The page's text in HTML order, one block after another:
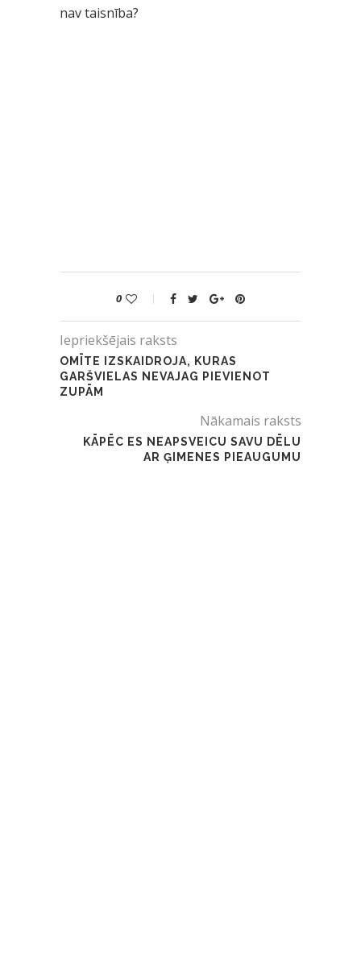
nav taisnība?
0
Iepriekšējais raksts
OMĪTE IZSKAIDROJA, KURAS
GARŠVIELAS NEVAJAG PIEVIENOT
ZUPĀM
Nākamais raksts
KĀPĒC ES NEAPSVEICU SAVU DĒLU
AR ĢIMENES PIEAUGUMU